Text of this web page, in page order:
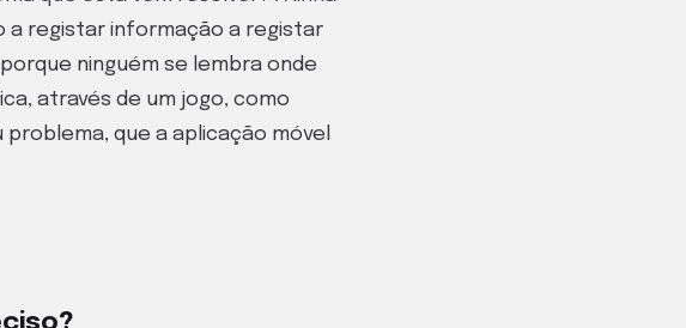
a registar informação a registar
ninguém se lembra onde
através de um jogo, como
que a aplicação móvel